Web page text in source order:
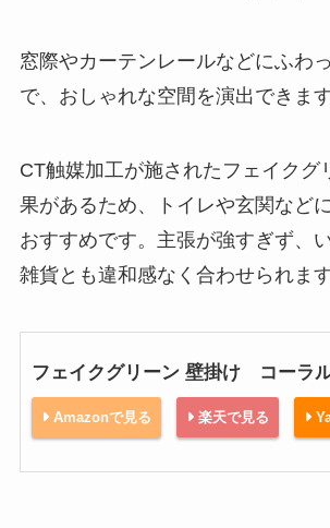
窓際やカーテンレールなどにふわ
で、おしゃれな空間を演出できます
CT触媒加工が施されたフェイクグ
果があるため、トイレや玄関など
おすすめです。主張が強すぎず、
雑貨とも違和感なく合わせられます
フェイクグリーン 壁掛け コーラ
Amazonで見る 楽天で見る